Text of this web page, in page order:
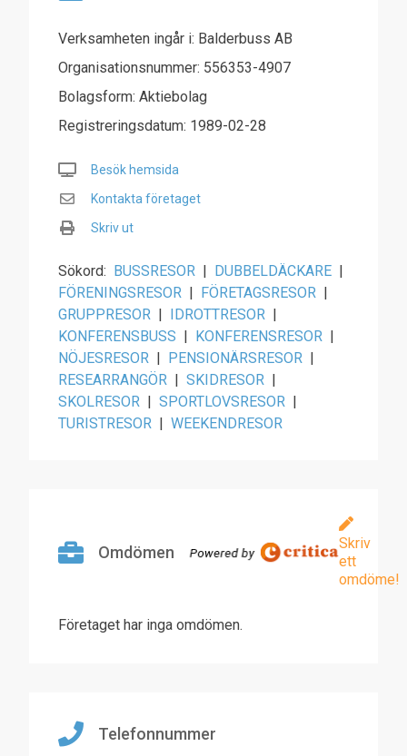
Verksamheten ingår i: Balderbuss AB
Organisationsnummer: 556353-4907
Bolagsform: Aktiebolag
Registreringsdatum: 1989-02-28
Besök hemsida
Kontakta företaget
Skriv ut
Sökord: BUSSRESOR | DUBBELDÄCKARE |
FÖRENINGSRESOR | FÖRETAGSRESOR |
GRUPPRESOR | IDROTTRESOR |
KONFERENSBUSS | KONFERENSRESOR |
NÖJESRESOR | PENSIONÄRSRESOR |
RESEARRANGÖR | SKIDRESOR |
SKOLRESOR | SPORTLOVSRESOR |
TURISTRESOR | WEEKENDRESOR
Omdömen
Skriv
ett
omdöme!
Företaget har inga omdömen.
Telefonnummer